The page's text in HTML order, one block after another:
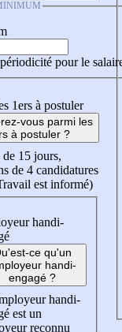
pour le
1ers à postuler
vous parmi les
à postuler ?
15 jours,
de 4 candidatures
est informé)
handi-
ce qu'un
handi-
engagé ?
handi-
est un
reconnu